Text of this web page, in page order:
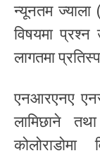
न्यूनतम
विषयमा
लागतमा
एनआरएनए
लामिछाने